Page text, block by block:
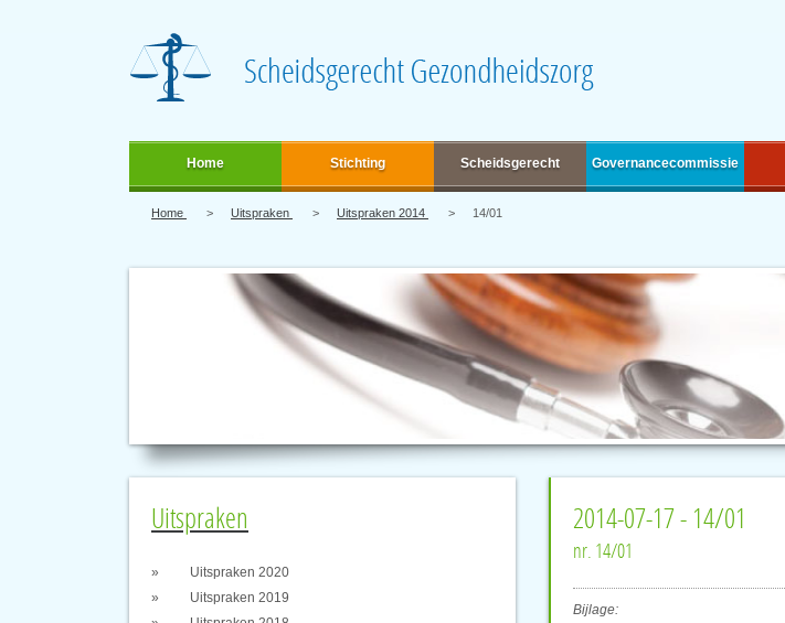
Home Stichting Scheidsgerecht Governancecommissie
Home Uitspraken Uitspraken 2014 14/01
Uitspraken
Uitspraken 2020
Uitspraken 2019
2014-07-17 - 14/01
nr. 14/01
Bijlage: